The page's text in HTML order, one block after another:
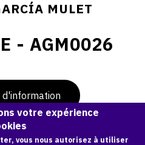
MULET
- AGM0026
d'information
votre expérience
vous nous autorisez à utiliser